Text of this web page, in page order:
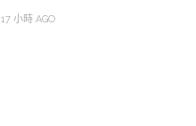
17 小時 AGO